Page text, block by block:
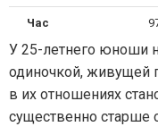
Час
У 25-летнего юноши
одиночкой, живущей
в их отношениях
существенно старше